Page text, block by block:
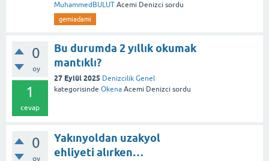
MuhammedBULUT Acemi Denizci sordu
gemiadami
0
oy
1
cevap
Bu durumda 2 yıllık okumak
mantıklı?
27 Eylül 2025 Denizcilik Genel
kategorisinde Okena Acemi Denizci sordu
0
oy
Yakınyoldan uzakyol
ehliyeti alırken…